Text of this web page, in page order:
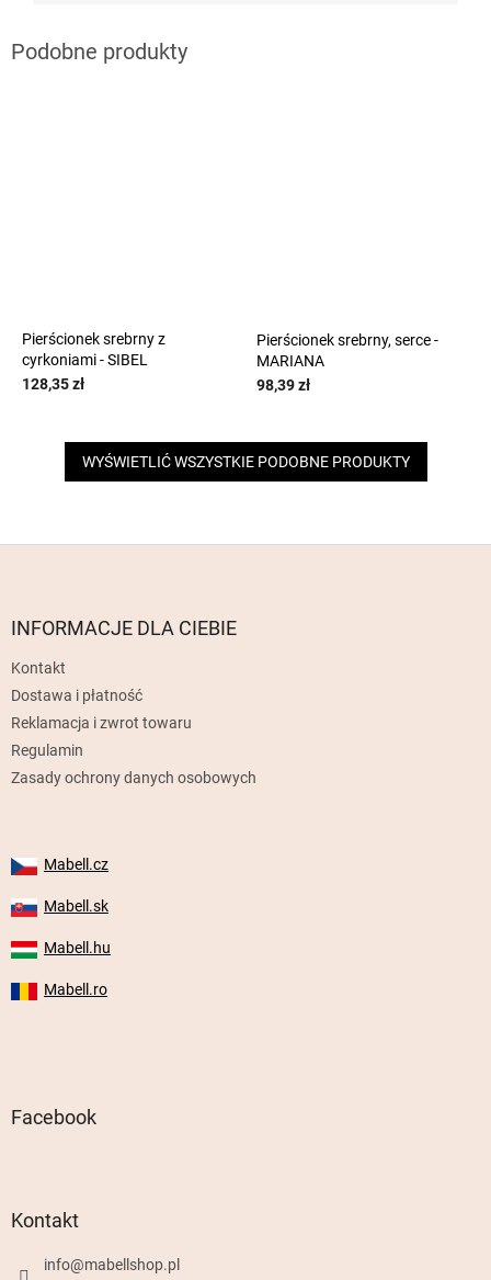
Pierścionek srebrny z
cyrkoniami - SIBEL
128,35 zł
Pierścionek srebrny, serce -
MARIANA
98,39 zł
WYŚWIETLIĆ WSZYSTKIE PODOBNE PRODUKTY
INFORMACJE DLA CIEBIE
Kontakt
Dostawa i płatność
Reklamacja i zwrot towaru
Regulamin
Zasady ochrony danych osobowych
Mabell.cz
Mabell.sk
Mabell.hu
Mabell.ro
Facebook
Kontakt
info@mabellshop.pl